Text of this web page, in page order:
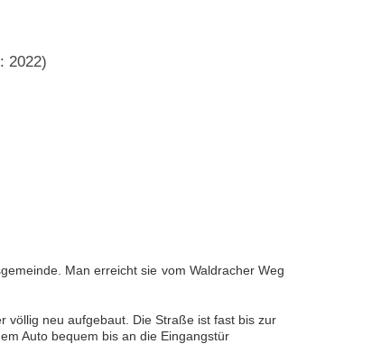
2022)
Man erreicht sie vom Waldracher Weg
völlig neu aufgebaut. Die Straße ist fast bis zur
Auto bequem bis an die Eingangstür